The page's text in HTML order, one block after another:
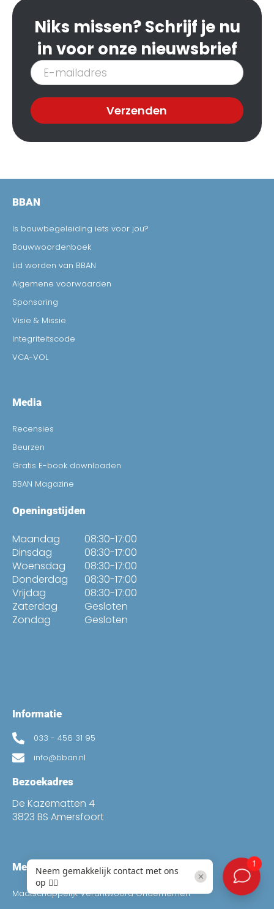
Niks missen? Schrijf je nu
in voor onze nieuwsbrief
Inschrijven
nieuwsbrief
Verzenden
BBAN
Is bouwbegeleiding iets voor jou?
Bouwwoordenboek
Lid worden van BBAN
Algemene voorwaarden
Sponsoring
Visie & Missie
Integriteitscode
VCA-VOL
Media
Recensies
Beurzen
Gratis E-book downloaden
BBAN Magazine
Openingstijden
Maandag
Dinsdag
Woensdag
Donderdag
Vrijdag
Zaterdag
Zondag
08:30-17:00
08:30-17:00
08:30-17:00
08:30-17:00
08:30-17:00
Gesloten
Gesloten
Informatie
033 - 456 31 95
info@bban.nl
Bezoekadres
De Kazematten 4
3823 BS Amersfoort
Meer
Maatschappelijk Verantwoord Ondernemen